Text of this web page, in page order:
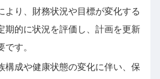
より、財務状況や目標が変化する
期的に状況を評価し、計画を更新
す。
構成や健康状態の変化に伴い、保